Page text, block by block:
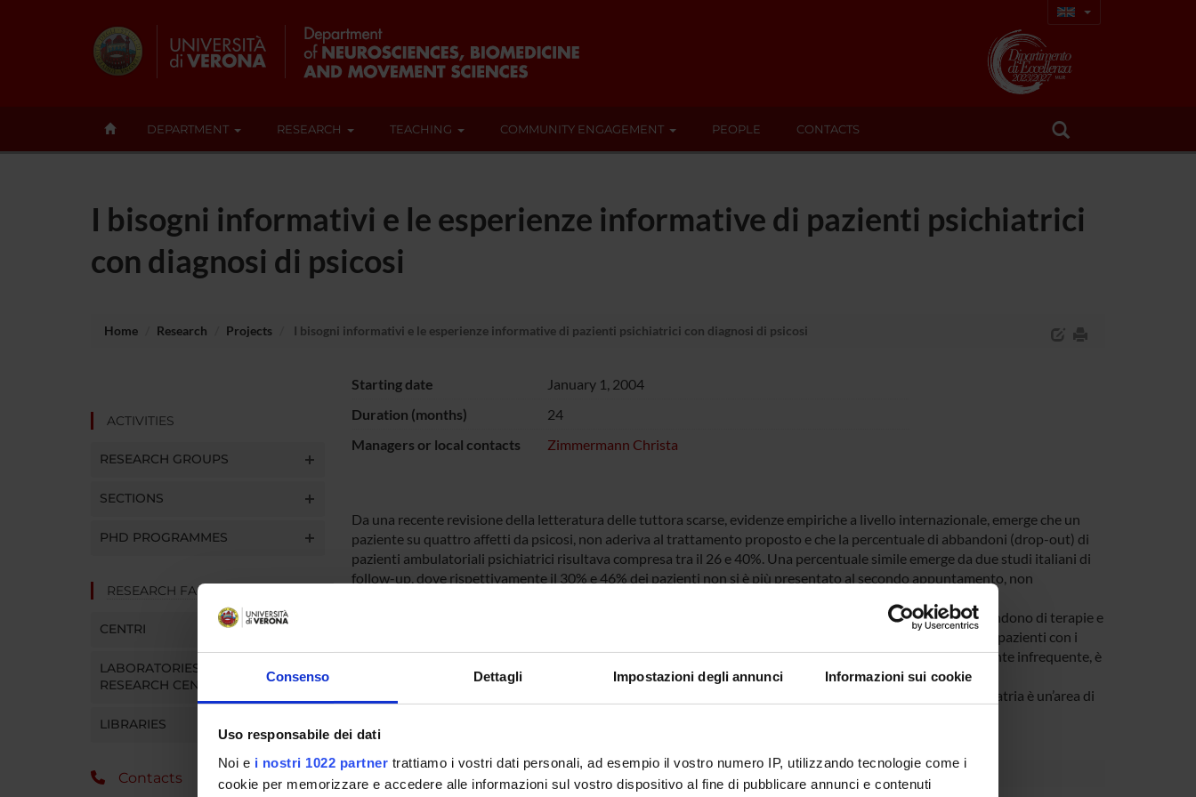
Consenso Dettagli Impostazioni degli annunci Informazioni sui cookie
Uso responsabile dei dati
Noi e i nostri 1022 partner trattiamo i vostri dati personali, ad esempio il vostro numero IP, utilizzando tecnologie come i
cookie per memorizzare e accedere alle informazioni sul vostro dispositivo al fine di pubblicare annunci e contenuti
DEPARTMENT RESEARCH TEACHING COMMUNITY ENGAGEMENT PEOPLE CONTACTS
I bisogni informativi e le esperienze informative di pazienti psichiatrici
con diagnosi di psicosi
Home Research Projects I bisogni informativi e le esperienze informative di pazienti psichiatrici con diagnosi di psicosi
ACTIVITIES
RESEARCH GROUPS
SECTIONS
PHD PROGRAMMES
RESEARCH FACILITIES
CENTRI
LABORATORIES AND
RESEARCH CENTRES
LIBRARIES
Contacts
Starting date
January 1, 2004
Duration (months)
24
Managers or local contacts
Zimmermann Christa
Da una recente revisione della letteratura delle tuttora scarse, evidenze empiriche a livello internazionale, emerge che un
paziente su quattro affetti da psicosi, non aderiva al trattamento proposto e che la percentuale di abbandoni (drop-out) di
pazienti ambulatoriali psichiatrici risultava compresa tra il 26 e 40%. Una percentuale simile emerge da due studi italiani di
follow-up, dove rispettivamente il 30% e 46% dei pazienti non si è più presentato al secondo appuntamento, non
E’ molto probabile, e i pochi studi esplorativi lo confermano, che in psichiatria così come in medicina, l’abbandono di terapie e
terapeuti sia da attribuire ad una comunicazione inefficace e all’insoddisfazione delle risposte ricevute. Nei pazienti con i
disturbi più gravi, come nelle psicosi, il problema maggiore, più che il fenomeno dell’abbandono, relativamente infrequente, è
la loro difficoltà ad accettare e seguire il programma terapeutico.
Risulta evidente dalle poche evidenze riportate in letteratura che il problema della comunicazione in Psichiatria è un’area di